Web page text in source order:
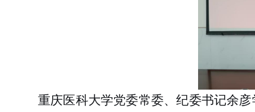
重庆医科大学党委常委、纪委书记余